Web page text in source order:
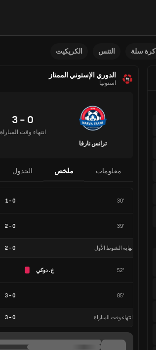
كرة سلة التنس الكريكيت
الدوري الإستوني الممتاز
استونيا
ترانس نارفا
0 - 3
انتهاء وقت المباراة
معلومات ملخص الجدول
30'
0 - 1
39'
0 - 2
نهاية الشوط الأول 0
-
2
52' خ. دوكي
85'
0 - 3
انتهاء وقت المباراة 0
-
3